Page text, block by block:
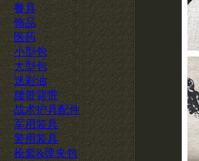
餐具
饰品
医药
小型包
大型包
迷彩油
腰带背带
战术护具配件
军用装具
警用装具
枪套&弹夹包